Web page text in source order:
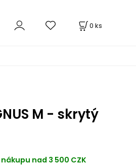
0 ks
M - skrytý
nákupu nad 3 500 CZK